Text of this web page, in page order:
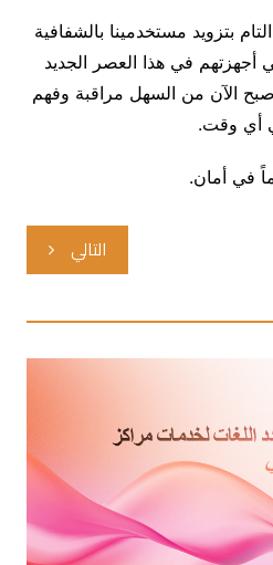
بتزويد مستخدمينا بالشفافية
أجهزتهم في هذا العصر الجديد
الآن من السهل مراقبة وفهم
أي وقت.
التالي